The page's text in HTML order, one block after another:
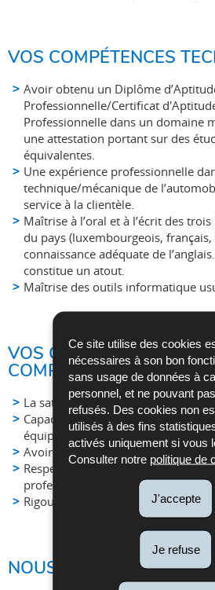
Ce site utilise des cookies
nécessaires à son bon
sans usage de données à
personnel, et ne pouvant
refusés. Des cookies non
utilisés à des fins
activés uniquement si vous
Consulter notre politique de
J'accepte
Je refuse
VOS COMPÉTENCES
Avoir obtenu un Diplôme
Professionnelle/Certificat
Professionnelle dans un domaine
une attestation portant sur des
équivalentes.
Une expérience professionnelle
technique/mécanique de
service à la clientèle.
Maîtrise à l’oral et à l’écrit des
du pays (luxembourgeois,
connaissance adéquate de
constitue un atout.
Maîtrise des outils informatique
VOS COMPÉTENCES
COMPORTEMENTALES :
La satisfaction client est au centre
Capacité à travailler aussi bien de
équipe.
Avoir le sens de l’organisation.
Respectueux de la confidentialité
professionnel.
Rigoureux, méthodique et organisé.
NOUS VOUS OFFRONS :